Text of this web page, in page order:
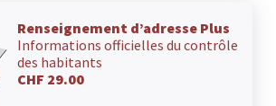
Renseignement d’adresse Plus
Informations officielles du contrôle
des habitants
CHF 29.00